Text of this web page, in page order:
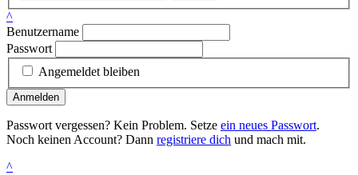
^
Benutzername
Passwort
Angemeldet bleiben
Anmelden
Passwort vergessen? Kein Problem. Setze ein neues Passwort.
Noch keinen Account? Dann registriere dich und mach mit.
^